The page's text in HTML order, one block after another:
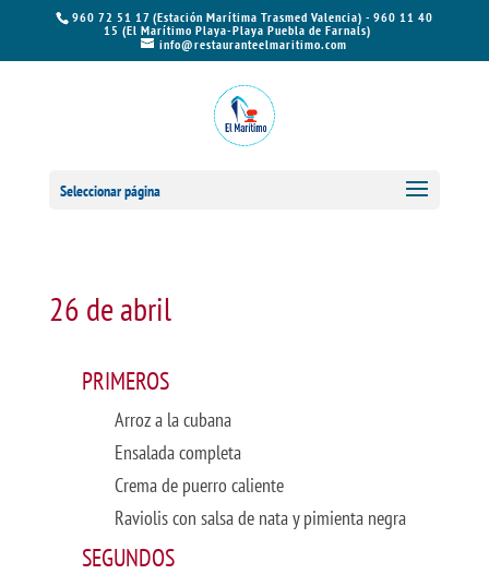
960 72 51 17 (Estación Marítima Trasmed Valencia) - 960 11 40
15 (El Marítimo Playa-Playa Puebla de Farnals)
info@restauranteelmaritimo.com
Seleccionar página
26 de abril
PRIMEROS
Arroz a la cubana
Ensalada completa
Crema de puerro caliente
Raviolis con salsa de nata y pimienta negra
SEGUNDOS